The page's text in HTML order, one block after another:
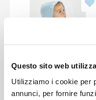
Questo sito web
Utilizziamo i cookie per
annunci, per fornire